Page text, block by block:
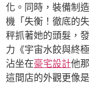
化。同時，裝備制
機「失衡！徹底的
秤抓著她的頭髮，
力《宇宙水餃與終
沾坐在豪宅設計他
這間店的外觀更像